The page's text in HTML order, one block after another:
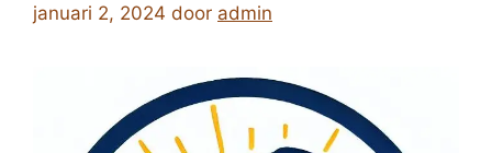
januari 2, 2024 door admin